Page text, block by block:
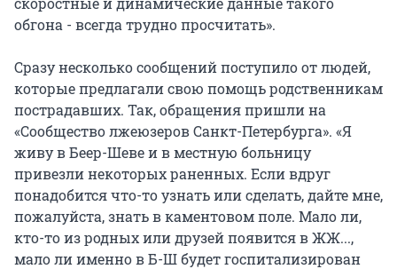
обгона - всегда трудно просчитать».
Сразу несколько сообщений поступило от людей,
которые предлагали свою помощь родственникам
пострадавших. Так, обращения пришли на
«Сообщество лжеюзеров Санкт-Петербурга». «Я
живу в Беер-Шеве и в местную больницу
привезли некоторых раненных. Если вдруг
понадобится что-то узнать или сделать, дайте мне,
пожалуйста, знать в каментовом поле. Мало ли,
кто-то из родных или друзей появится в ЖЖ...,
мало ли именно в Б-Ш будет госпитализирован